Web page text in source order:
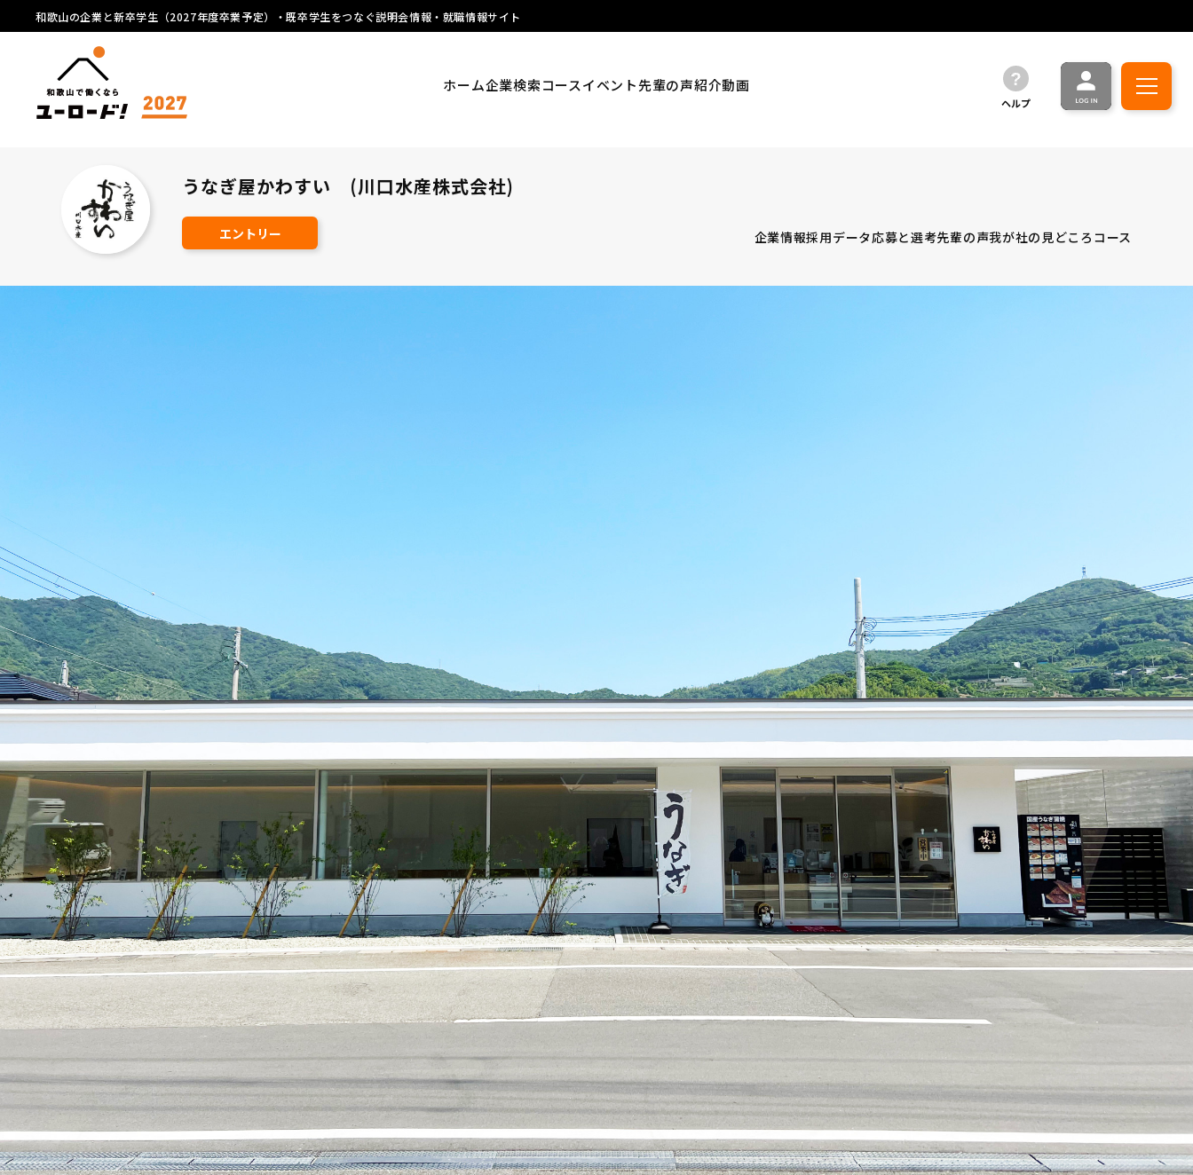
和歌山の企業と新卒学生（2027年度卒業予定）・既卒学生をつなぐ説明会情報・就職情報サイト
ホーム企業検索コースイベント先輩の声紹介動画
ヘルプ
うなぎ屋かわすい (川口水産株式会社)
エントリー 企業情報採用データ応募と選考先輩の声我が社の見どころ コース